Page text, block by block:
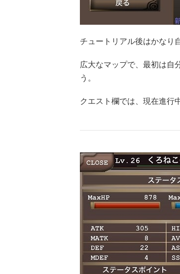
チュートリアル後はかなり
広大なマップで、最初は自
う。
クエスト欄では、現在進行